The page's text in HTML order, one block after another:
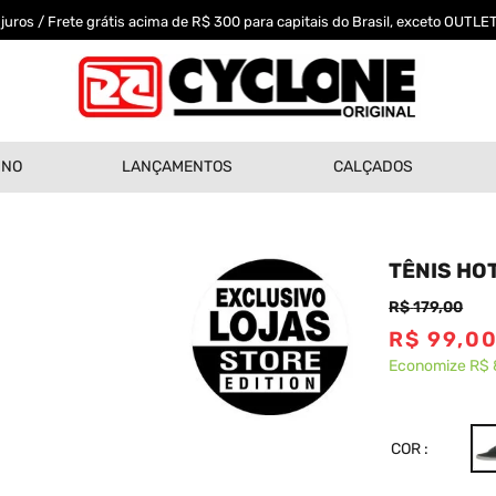
/ Frete grátis acima de R$ 300 para capitais do Brasil, exceto
LANÇAMENTOS CALÇADOS
TÊNIS
R$179,00
R$ 99,
Economize R$
COR